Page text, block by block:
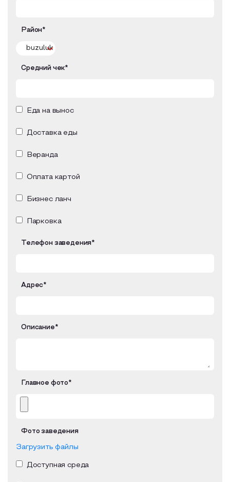
Район*
Средний чек*
Еда на вынос
Доставка еды
Веранда
Оплата картой
Бизнес ланч
Парковка
Телефон заведения*
Адрес*
Описание*
Главное фото*
Фото заведения
Загрузить файлы
Доступная среда